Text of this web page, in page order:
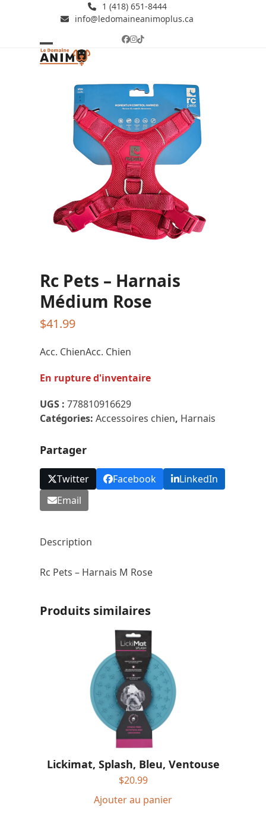
1 (418) 651-8444
info@ledomaineanimoplus.ca
Facebook
Instagram
Tiktok
Open
menu
Close
menu
Rc Pets – Harnais
Médium Rose
$41.99
Acc. ChienAcc. Chien
En rupture d'inventaire
UGS :778810916629
Catégories:Accessoires chien, Harnais
Partager
Twitter Facebook
LinkedIn
Email
Description
Rc Pets – Harnais M Rose
Produits similaires
Lickimat, Splash, Bleu, Ventouse
$20.99
Ajouter au panier